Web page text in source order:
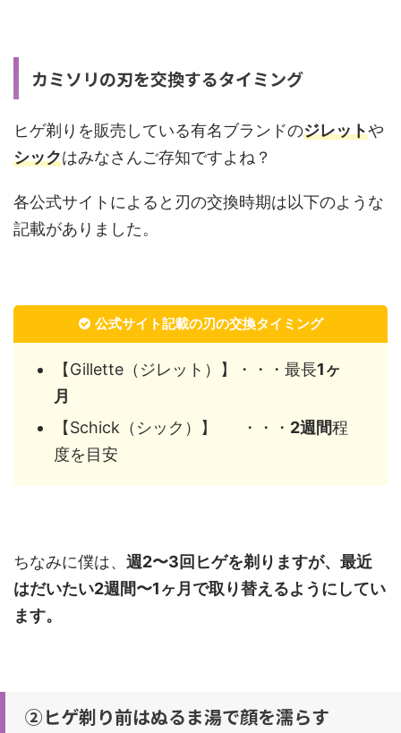
カミソリの刃を交換するタイミング
ヒゲ剃りを販売している有名ブランドのジレットや
シックはみなさんご存知ですよね？
各公式サイトによると刃の交換時期は以下のような
記載がありました。
公式サイト記載の刃の交換タイミング
【Gillette（ジレット）】・・・最長1ヶ
月
【Schick（シック）】 ・・・ 2週間程
度を目安
ちなみに僕は、 週2〜3回ヒゲを剃りますが、最近
はだいたい2週間〜1ヶ月で取り替えるようにしてい
ます。
②ヒゲ剃り前はぬるま湯で顔を濡らす